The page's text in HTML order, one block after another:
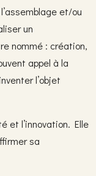
et/ou
un
nommé : création,
appel à la
l’objet
et l’innovation. Elle
sa